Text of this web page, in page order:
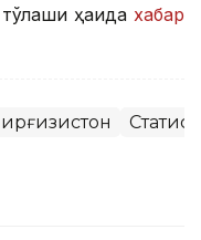
ҳақида хабар
Қирғизистон